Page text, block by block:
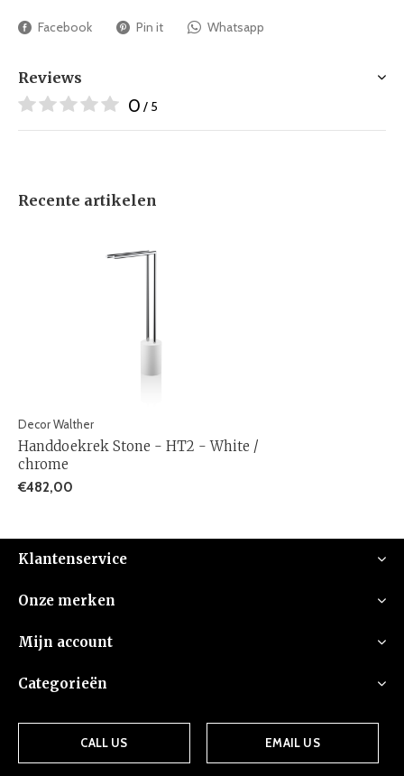
Facebook Pin it Whatsapp
Reviews
0 / 5
Recente artikelen
Decor Walther
Handdoekrek Stone - HT2 - White /
chrome
€482,00
Klantenservice
Onze merken
Mijn account
Categorieën
CALL US EMAIL US